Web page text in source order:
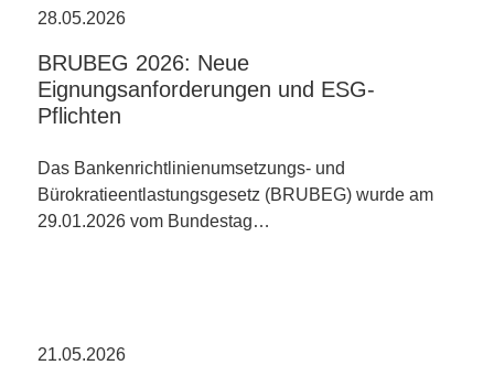
28.05.2026
BRUBEG 2026: Neue
Eignungsanforderungen und ESG-
Pflichten
Das Bankenrichtlinienumsetzungs- und
Bürokratieentlastungsgesetz (BRUBEG) wurde am
29.01.2026 vom Bundestag…
21.05.2026